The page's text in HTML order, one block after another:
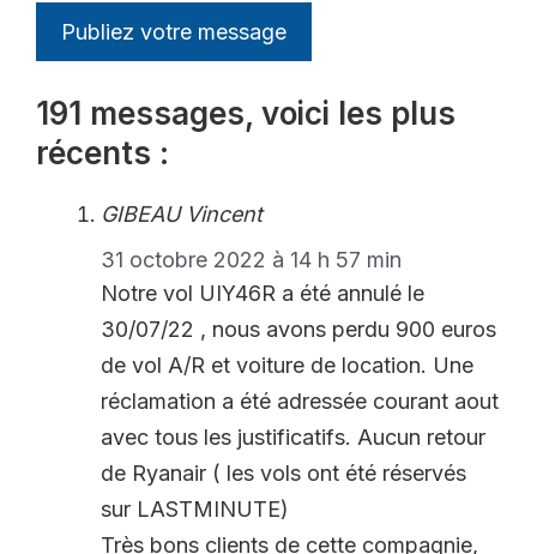
191 messages, voici les plus
récents :
GIBEAU Vincent
31 octobre 2022 à 14 h 57 min
Notre vol UIY46R a été annulé le
30/07/22 , nous avons perdu 900 euros
de vol A/R et voiture de location. Une
réclamation a été adressée courant aout
avec tous les justificatifs. Aucun retour
de Ryanair ( les vols ont été réservés
sur LASTMINUTE)
Très bons clients de cette compagnie,